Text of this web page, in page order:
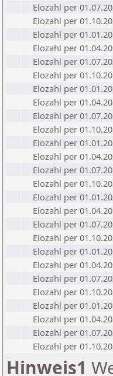
Elozahl per
Elozahl per
Elozahl per
Elozahl per
Elozahl per
Elozahl per
Elozahl per
Elozahl per
Elozahl per
Elozahl per
Elozahl per
Elozahl per
Elozahl per
Elozahl per
Elozahl per
Elozahl per
Elozahl per
Elozahl per
Elozahl per
Elozahl per
Elozahl per
Elozahl per
Elozahl per
Elozahl per
Elozahl per
Elozahl per
Hinweis1